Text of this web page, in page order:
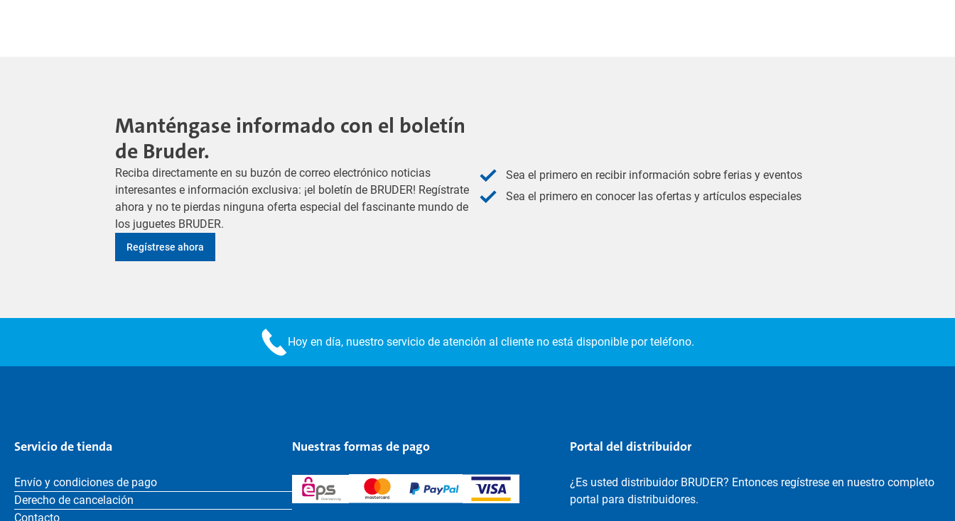
Manténgase informado con el boletín
de Bruder.
Reciba directamente en su buzón de correo electrónico noticias
interesantes e información exclusiva: ¡el boletín de BRUDER! Regístrate
ahora y no te pierdas ninguna oferta especial del fascinante mundo de
los juguetes BRUDER.
Regístrese ahora
Sea el primero en recibir información sobre ferias y eventos
Sea el primero en conocer las ofertas y artículos especiales
Hoy en día, nuestro servicio de atención al cliente no está disponible por teléfono.
Servicio de tienda
Envío y condiciones de pago
Derecho de cancelación
Contacto
Nuestras formas de pago Portal del distribuidor
¿Es usted distribuidor BRUDER? Entonces regístrese en nuestro completo
portal para distribuidores.